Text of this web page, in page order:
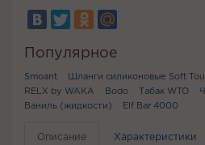
Популярное
Smoant Шланги силиконовые Soft
RELX by WAKA
Bodo Табак WTO
Ваниль (жидкости)
Elf Bar 4000
Описание Характеристики